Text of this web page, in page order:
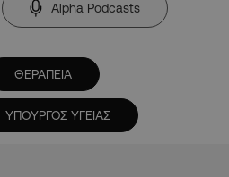
Alpha Podcasts
ΘΕΡΑΠΕΙΑ
ΥΠΟΥΡΓΟΣ ΥΓΕΙΑΣ